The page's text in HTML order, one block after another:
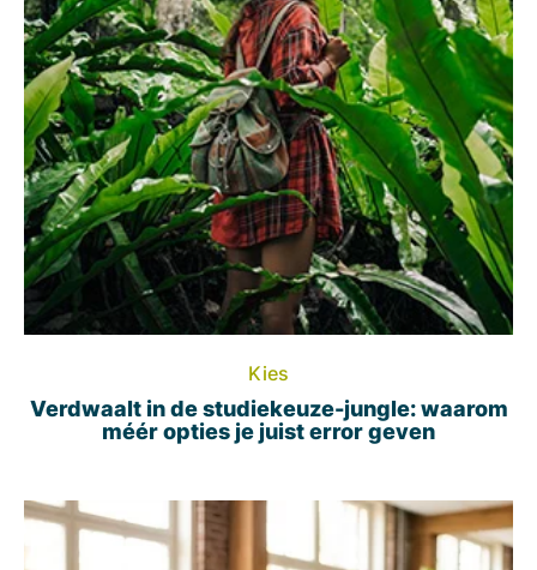
Kies
Verdwaalt in de studiekeuze-jungle: waarom
méér opties je juist error geven